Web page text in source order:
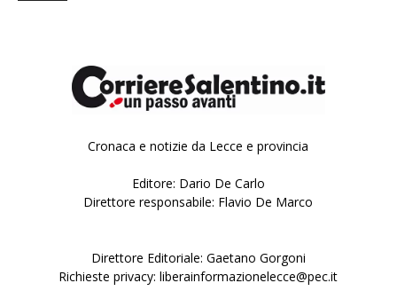
Cronaca e notizie da Lecce e provincia
Editore: Dario De Carlo
Direttore responsabile: Flavio De Marco
Direttore Editoriale: Gaetano Gorgoni
Richieste privacy: liberainformazionelecce@pec.it